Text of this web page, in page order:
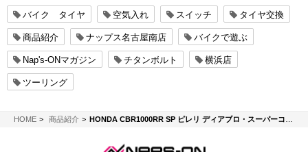
バイク タイヤ 空気入れ スイッチ タイヤ交換
商品紹介 ナップス名古屋南店 バイクで遊ぶ
Nap's-ONマガジン チタンボルト 横浜店
ツーリング
HOMENAPS-ON マガジン
商品紹介 HONDA CBR1000RR SP ピレリ ディアブロ・スーパーコルサ タイヤ交換